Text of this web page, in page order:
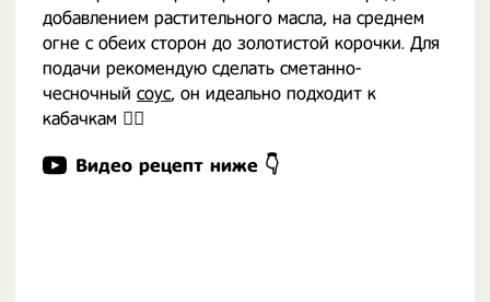
добавлением растительного масла, на среднем
огне с обеих сторон до золотистой корочки. Для
подачи рекомендую сделать сметанно-
чесночный соус, он идеально подходит к
кабачкам 👌🏻
Видео рецепт ниже 👇